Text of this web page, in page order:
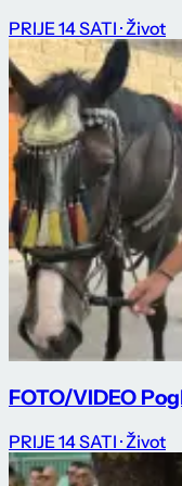
PRIJE 14 SATI · Život
FOTO/VIDEO
PRIJE 14 SATI · Život